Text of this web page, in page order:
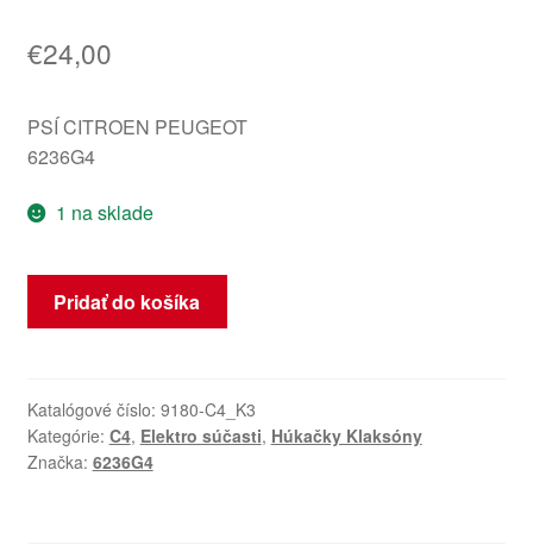
€24,00
PSÍ CITROEN PEUGEOT
6236G4
1 na sklade
množstvo
Klaksón
Citroen
C4
6236G4
Pridať do košíka
Katalógové číslo: 9180-C4_K3
Kategórie: C4, Elektro súčasti, Húkačky Klaksóny
Značka: 6236G4